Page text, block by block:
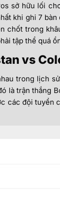
sở hữu lối
khi ghi 7
chốt trong
tập thể quá
vs
trong lịch
là trận thắng
các đội tuyển